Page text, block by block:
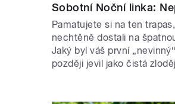
Sobotní Noční linka:
Pamatujete si na ten
nechtěně dostali na
Jaký byl váš první
později jevil jako čistá